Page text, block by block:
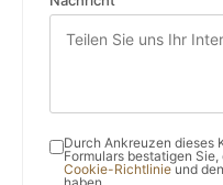
Durch Ankreuzen dieses
Formulars bestatigen Sie,
Cookie-Richtlinieund den